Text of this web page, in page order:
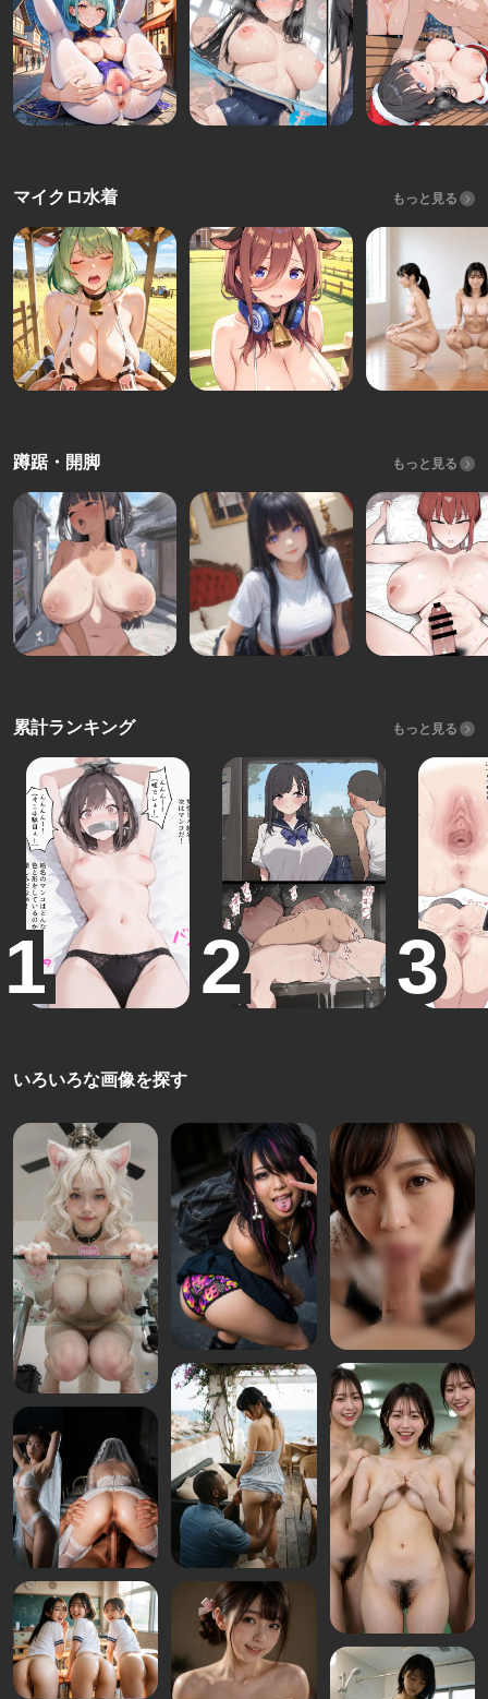
マイクロ水着 もっと見る
蹲踞・開脚 もっと見る
累計ランキング もっと見る
いろいろな画像を探す